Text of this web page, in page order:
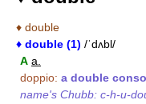
♦ double
♦ double (1) /ˈdʌbl/
A a.
doppio: a double
name's Chubb: c-h-u-